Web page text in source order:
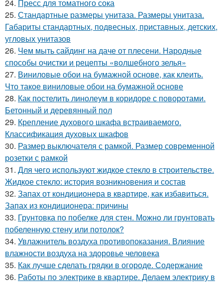
24. Пресс для томатного сока
25. Стандартные размеры унитаза. Размеры унитаза.
Габариты стандартных, подвесных, приставных, детских,
угловых унитазов
26. Чем мыть сайдинг на даче от плесени. Народные
способы очистки и рецепты «волшебного зелья»
27. Виниловые обои на бумажной основе, как клеить.
Что такое виниловые обои на бумажной основе
28. Как постелить линолеум в коридоре с поворотами.
Бетонный и деревянный пол
29. Крепление духового шкафа встраиваемого.
Классификация духовых шкафов
30. Размер выключателя с рамкой. Размер современной
розетки с рамкой
31. Для чего используют жидкое стекло в строительстве.
Жидкое стекло: история возникновения и состав
32. Запах от кондиционера в квартире, как избавиться.
Запах из кондиционера: причины
33. Грунтовка по побелке для стен. Можно ли грунтовать
побеленную стену или потолок?
34. Увлажнитель воздуха противопоказания. Влияние
влажности воздуха на здоровье человека
35. Как лучше сделать грядки в огороде. Содержание
36. Работы по электрике в квартире. Делаем электрику в